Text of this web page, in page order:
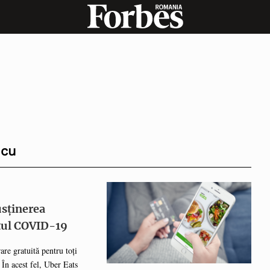
COVID-19
gratuită pentru toți
acest fel, Uber Eats